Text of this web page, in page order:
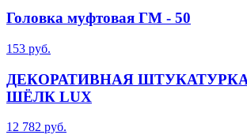
Головка муфтовая ГМ - 50
153 руб.
ДЕКОРАТИВНАЯ
ШЁЛК LUX
12 782 руб.